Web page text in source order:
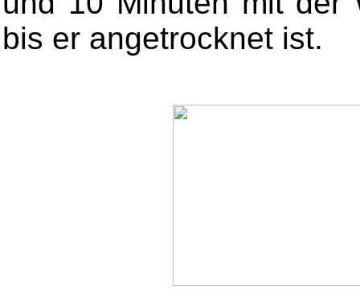
bis er angetrocknet ist.